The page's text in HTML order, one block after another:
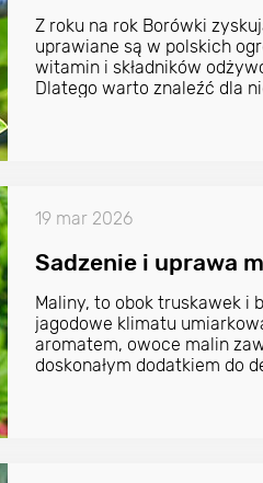
Z roku na rok Borówki
uprawiane są w polskich
witamin i składników
Dlatego warto znaleźć dla
19 mar 2026
Sadzenie i uprawa
Maliny, to obok truskawek i
jagodowe klimatu
aromatem, owoce malin
doskonałym dodatkiem do